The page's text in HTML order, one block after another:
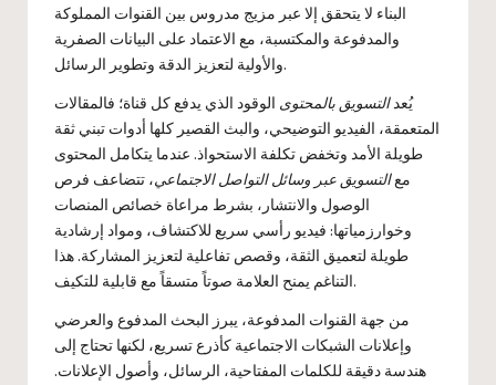
البناء لا يتحقق إلا عبر مزيج مدروس بين القنوات المملوكة
والمدفوعة والمكتسبة، مع الاعتماد على البيانات الصفرية
والأولية لتعزيز الدقة وتطوير الرسائل.
يُعدالتسويق بالمحتوى الوقود الذي يدفع كل قناة؛ فالمقالات
المتعمقة، الفيديو التوضيحي، والبث القصير كلها أدوات تبني ثقة
طويلة الأمد وتخفض تكلفة الاستحواذ. عندما يتكامل المحتوى
معالتسويق عبر وسائل التواصل الاجتماعي، تتضاعف فرص
الوصول والانتشار، بشرط مراعاة خصائص المنصات
وخوارزمياتها: فيديو رأسي سريع للاكتشاف، ومواد إرشادية
طويلة لتعميق الثقة، وقصص تفاعلية لتعزيز المشاركة. هذا
التناغم يمنح العلامة صوتاً متسقاً مع قابلية للتكيف.
من جهة القنوات المدفوعة، يبرز البحث المدفوع والعرضي
وإعلانات الشبكات الاجتماعية كأذرع تسريع، لكنها تحتاج إلى
هندسة دقيقة للكلمات المفتاحية، الرسائل، وأصول الإعلانات.